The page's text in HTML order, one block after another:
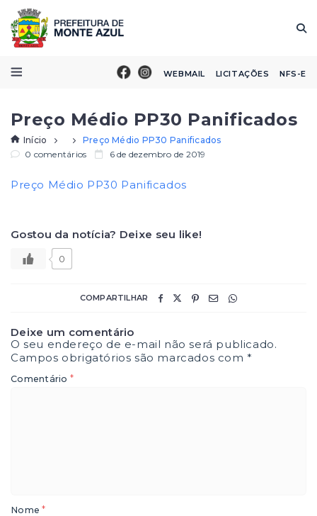
WEBMAIL LICITAÇÕES NFS-E
Preço Médio PP30 Panificados
Início
Preço Médio PP30 Panificados
0 comentários
6 de dezembro de 2019
Preço Médio PP30 Panificados
Gostou da notícia? Deixe seu like!
0
COMPARTILHAR
Deixe um comentário
O seu endereço de e-mail não será publicado.
Campos obrigatórios são marcados com*
Comentário *
Nome*